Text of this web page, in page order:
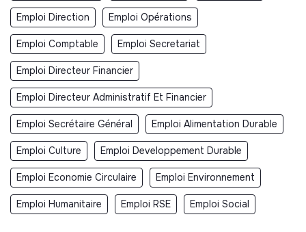
Emploi Direction Emploi Opérations
Emploi Comptable Emploi Secretariat
Emploi Directeur Financier
Emploi Directeur Administratif Et Financier
Emploi Secrétaire Général Emploi Alimentation Durable
Emploi Culture Emploi Developpement Durable
Emploi Economie Circulaire Emploi Environnement
Emploi Humanitaire Emploi RSE Emploi Social